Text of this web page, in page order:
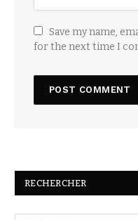
Save my name,
for the next time I
RECHERCHER